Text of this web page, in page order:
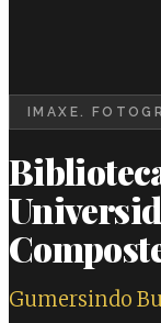
IMAXE.
Gumersindo